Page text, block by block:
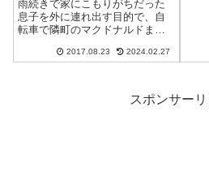
雨続きで家にこもりがちだった
息子を外に連れ出す目的で、自
転車で隣町のマクドナルドまで
ても熱中症注意報で屋外で遊ば
れば風が当たるので、クールダ
2017.08.23 2024.02.27
スポンサーリ